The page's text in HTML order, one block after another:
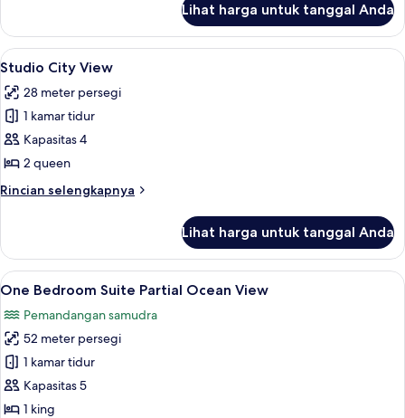
(Studio
Kitchenette)
Kamar
Deluks,
pemandangan
(Studio
Kitchenette)
Lihat harga untuk tanggal Anda
Lihat
semua
foto
untuk
Studio
City
View
Studio City View | Brankas, meja
18
Studio City View
28 meter persegi
1 kamar tidur
Kapasitas 4
2 queen
Rincian selengkapnya
Rincian
Studio
City
View
Lihat harga untuk tanggal Anda
Lihat
semua
foto
untuk
One
Bedroom
Suite
One Bedroom Suite Partial Ocean
13
One Bedroom Suite Partial Ocean View
Pemandangan samudra
52 meter persegi
1 kamar tidur
Kapasitas 5
1 king